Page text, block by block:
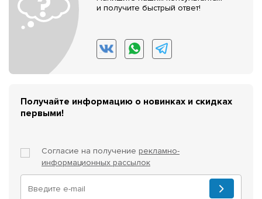
и получите быстрый ответ!
Получайте информацию о новинках и скидках
первыми!
Согласие на получение рекламно-
информационных рассылок